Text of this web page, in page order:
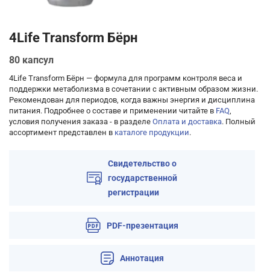
4Life Transform Бёрн
80 капсул
4Life Transform Бёрн — формула для программ контроля веса и
поддержки метаболизма в сочетании с активным образом жизни.
Рекомендован для периодов, когда важны энергия и дисциплина
питания. Подробнее о составе и применении читайте в FAQ,
условия получения заказа - в разделе Оплата и доставка. Полный
ассортимент представлен в каталоге продукции.
Свидетельство о
государственной
регистрации
PDF-презентация
Аннотация